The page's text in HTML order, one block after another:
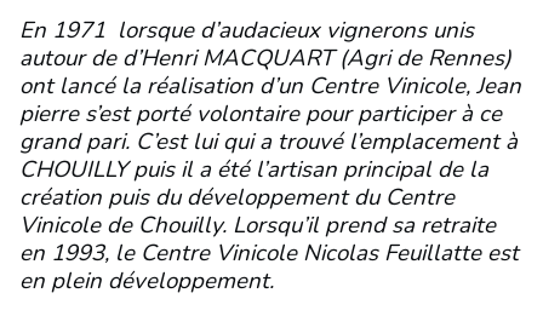
En 1971 lorsque d’audacieux vignerons unis
autour de d’Henri MACQUART (Agri de Rennes)
ont lancé la réalisation d’un Centre Vinicole, Jean
pierre s’est porté volontaire pour participer à ce
grand pari. C’est lui qui a trouvé l’emplacement à
CHOUILLY puis il a été l’artisan principal de la
création puis du développement du Centre
Vinicole de Chouilly. Lorsqu’il prend sa retraite
en 1993, le Centre Vinicole Nicolas Feuillatte est
en plein développement.